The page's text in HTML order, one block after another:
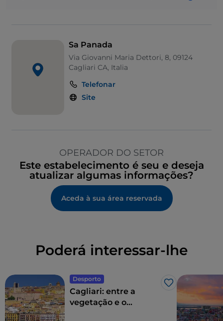
Sa Panada
Via Giovanni Maria Dettori, 8, 09124
Cagliari CA, Italia
Telefonar
Site
OPERADOR DO SETOR
Este estabelecimento é seu e deseja
atualizar algumas informações?
Aceda à sua área reservada
Poderá interessar-lhe
Desporto
Gosto
Cagliari: entre a
vegetação e o